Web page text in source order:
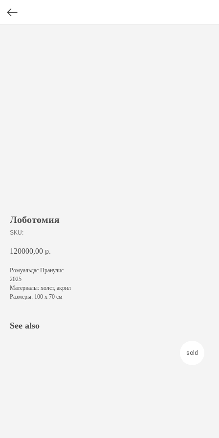
Лоботомия
SKU:
120000,00 р.
Ромуальдас Пранулис
2025
Материалы: холст, акрил
Размеры: 100 х 70 см
See also
sold